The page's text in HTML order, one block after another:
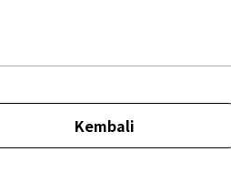
Kembali